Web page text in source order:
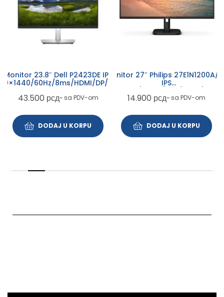
Monitor 23.8″ Dell P2423DE IPS
60Hz/8ms/HDMI/DP/USB-
43.500 рсд~ sa PDV-om
DODAJ U KORPU
Monitor 27″ Philips 27E1N1200A/
IPS
14.900 рсд~ sa PDV-om
DODAJ U KORPU